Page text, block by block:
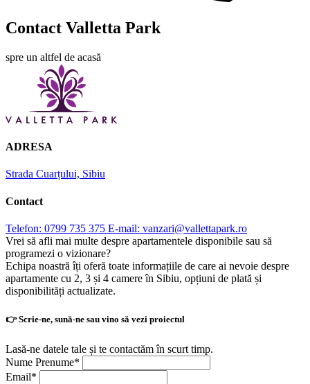
Contact Valletta Park
spre un altfel de acasă
ADRESA
Strada Cuarțului, Sibiu
Contact
Telefon: 0799 735 375 E-mail: vanzari@vallettapark.ro
Vrei să afli mai multe despre apartamentele disponibile sau să
programezi o vizionare?
Echipa noastră îți oferă toate informațiile de care ai nevoie despre
apartamente cu 2, 3 și 4 camere în Sibiu, opțiuni de plată și
disponibilități actualizate.
👉 Scrie-ne, sună-ne sau vino să vezi proiectul
Lasă-ne datele tale și te contactăm în scurt timp.
Nume Prenume*
Email*